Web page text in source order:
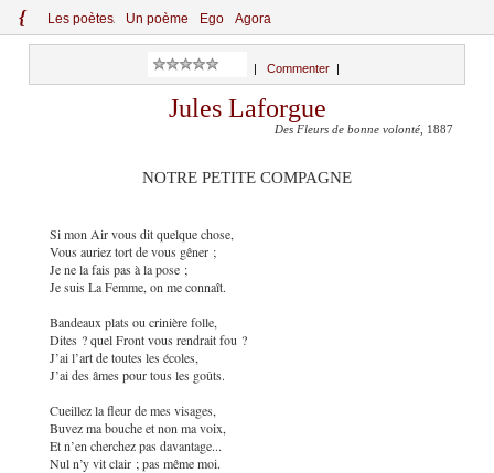
{ Les poètes Un poème Ego Agora
Commenter
Jules Laforgue
Des Fleurs de bonne volonté , 1887
NOTRE PETITE COMPAGNE
Si mon Air vous dit quelque chose,
Vous auriez tort de vous gêner ;
Je ne la fais pas à la pose ;
Je suis La Femme, on me connaît.
Bandeaux plats ou crinière folle,
Dites ? quel Front vous rendrait fou ?
J’ai l’art de toutes les écoles,
J’ai des âmes pour tous les goûts.
Cueillez la fleur de mes visages,
Buvez ma bouche et non ma voix,
Et n’en cherchez pas davantage...
Nul n’y vit clair ; pas même moi.